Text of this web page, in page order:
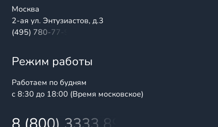
Москва
2-ая ул. Энтузиастов, д.3
(495) 780-77-98
Режим работы
Работаем по будням
с 8:30 до 18:00 (Время московское)